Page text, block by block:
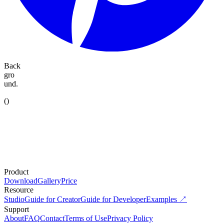
Back
gro
und.
()
Product
DownloadGalleryPrice
Resource
StudioGuide for CreatorGuide for DeveloperExamples ↗
Support
AboutFAQContactTerms of UsePrivacy Policy